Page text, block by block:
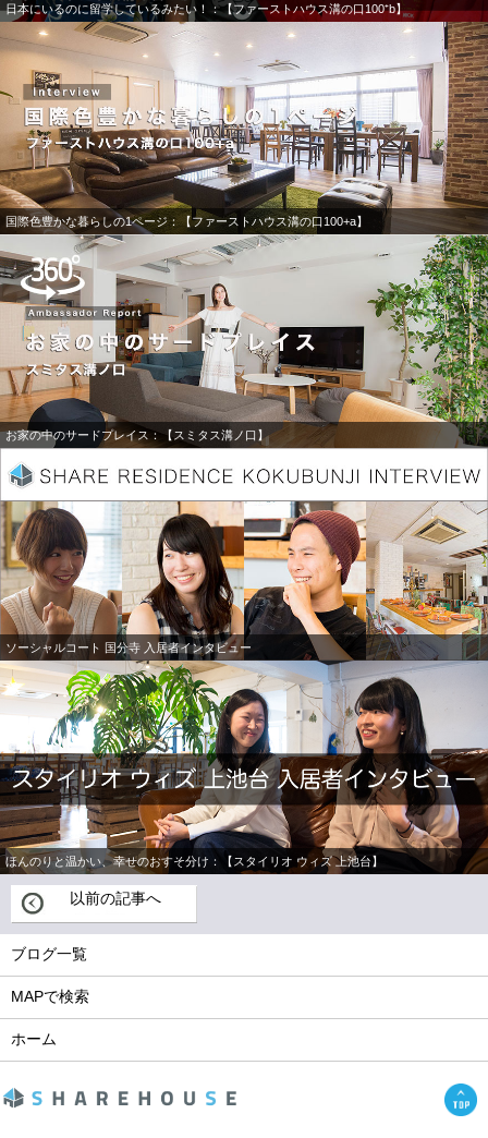
日本にいるのに留学しているみたい！：【ファーストハウス溝の口100⁺b】
国際色豊かな暮らしの1ページ：【ファーストハウス溝の口100+a】
お家の中のサードプレイス：【スミタス溝ノ口】
ソーシャルコート 国分寺 入居者インタビュー
ほんのりと温かい、幸せのおすそ分け：【スタイリオ ウィズ 上池台】
以前の記事へ
ブログ一覧
MAPで検索
ホーム